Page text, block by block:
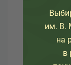
Узнайте
Здесь
им. В.
на
в